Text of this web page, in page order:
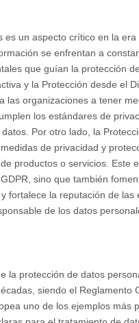
es un aspecto crítico en la
se enfrentan a
que guían la protección
y la Protección desde el
las organizaciones a tener
los estándares de
Por otro lado, la
de privacidad y
productos o servicios. Este
sino que también
fortalece la reputación de las
de los datos
la protección de datos
siendo el Reglamento
uno de los ejemplos más